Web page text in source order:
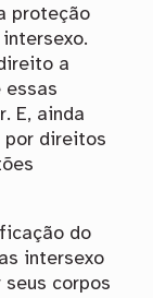
proteção
a
essas
E, ainda
por direitos
do
intersexo
corpos